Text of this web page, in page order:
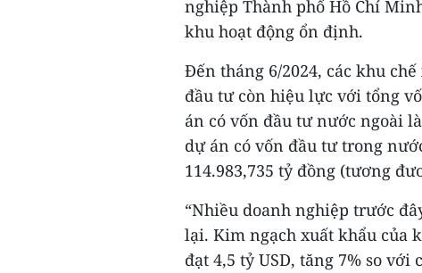
nghiệp Thành phố Hồ Chí
khu hoạt động ổn định.
Đến tháng 6/2024, các khu
đầu tư còn hiệu lực với tổng
án có vốn đầu tư nước ngoài
dự án có vốn đầu tư trong
114.983,735 tỷ đồng (tương
“Nhiều doanh nghiệp trước
lại. Kim ngạch xuất khẩu của
đạt 4,5 tỷ USD, tăng 7% so